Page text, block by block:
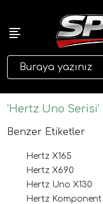
'Hertz Uno Serisi'
Benzer Etiketler
Hertz X165
Hertz X690
Hertz Uno X130
Hertz